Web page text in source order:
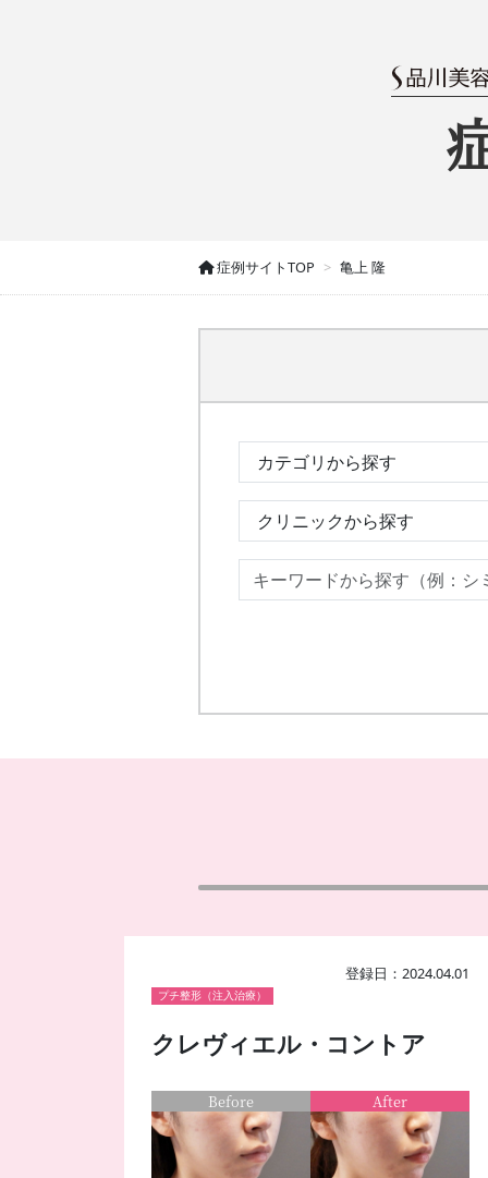
症例サイトTOP 亀上 隆
登録日：2024.04.01
プチ整形（注入治療）
クレヴィエル・コントア
Before After